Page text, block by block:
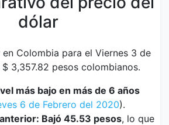
dólar
Colombia para el Viernes 3 de
3,357.82 pesos colombianos.
más bajo en más de 6 años
6 de Febrero del 2020).
Bajó 45.53 pesos, lo que